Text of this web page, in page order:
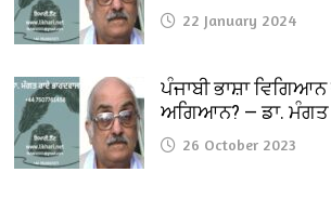
22 January 2024
ਪੰਜਾਬੀ ਭਾਸ਼ਾ ਵਿਗਿਆਨ
ਅਗਿਆਨ? — ਡਾ. ਮੰਗਤ
26 October 2023